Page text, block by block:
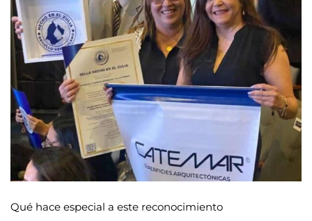
Qué hace especial a este reconocimiento